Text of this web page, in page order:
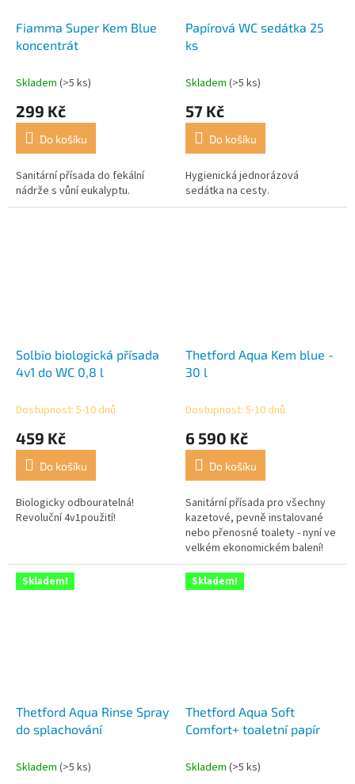
Fiamma Super Kem Blue
koncentrát
Skladem (>5 ks)
299 Kč
Do košíku
Sanitární přísada do fekální
nádrže s vůní eukalyptu.
Papírová WC sedátka 25
ks
Skladem (>5 ks)
57 Kč
Do košíku
Hygienická jednorázová
sedátka na cesty.
Solbio biologická přísada
4v1 do WC 0,8 l
Dostupnost: 5-10 dnů
459 Kč
Do košíku
Biologicky odbouratelná!
Revoluční 4v1použití!
Thetford Aqua Kem blue -
30 l
Dostupnost: 5-10 dnů
6 590 Kč
Do košíku
Sanitární přísada pro všechny
kazetové, pevně instalované
nebo přenosné toalety - nyní ve
velkém ekonomickém balení!
Skladem!
Thetford Aqua Rinse Spray
do splachování
Skladem (>5 ks)
Skladem!
Thetford Aqua Soft
Comfort+ toaletní papír
Skladem (>5 ks)